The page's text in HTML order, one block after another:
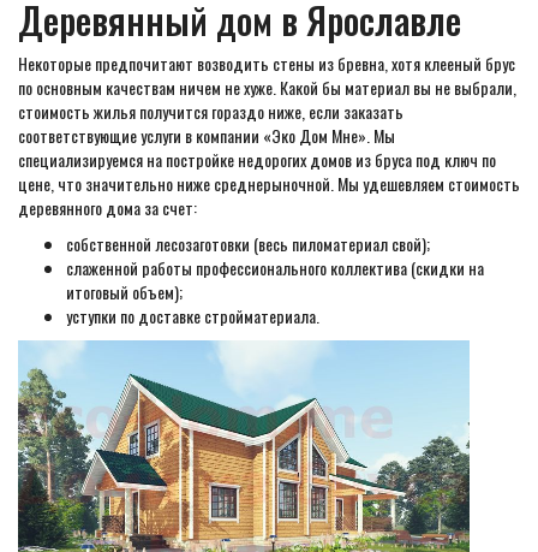
Деревянный дом в Ярославле
Некоторые предпочитают возводить стены из бревна, хотя клееный брус
по основным качествам ничем не хуже. Какой бы материал вы не выбрали,
стоимость жилья получится гораздо ниже, если заказать
соответствующие услуги в компании «Эко Дом Мне». Мы
специализируемся на постройке недорогих домов из бруса под ключ по
цене, что значительно ниже среднерыночной. Мы удешевляем стоимость
деревянного дома за счет:
собственной лесозаготовки (весь пиломатериал свой);
слаженной работы профессионального коллектива (скидки на
итоговый объем);
уступки по доставке стройматериала.